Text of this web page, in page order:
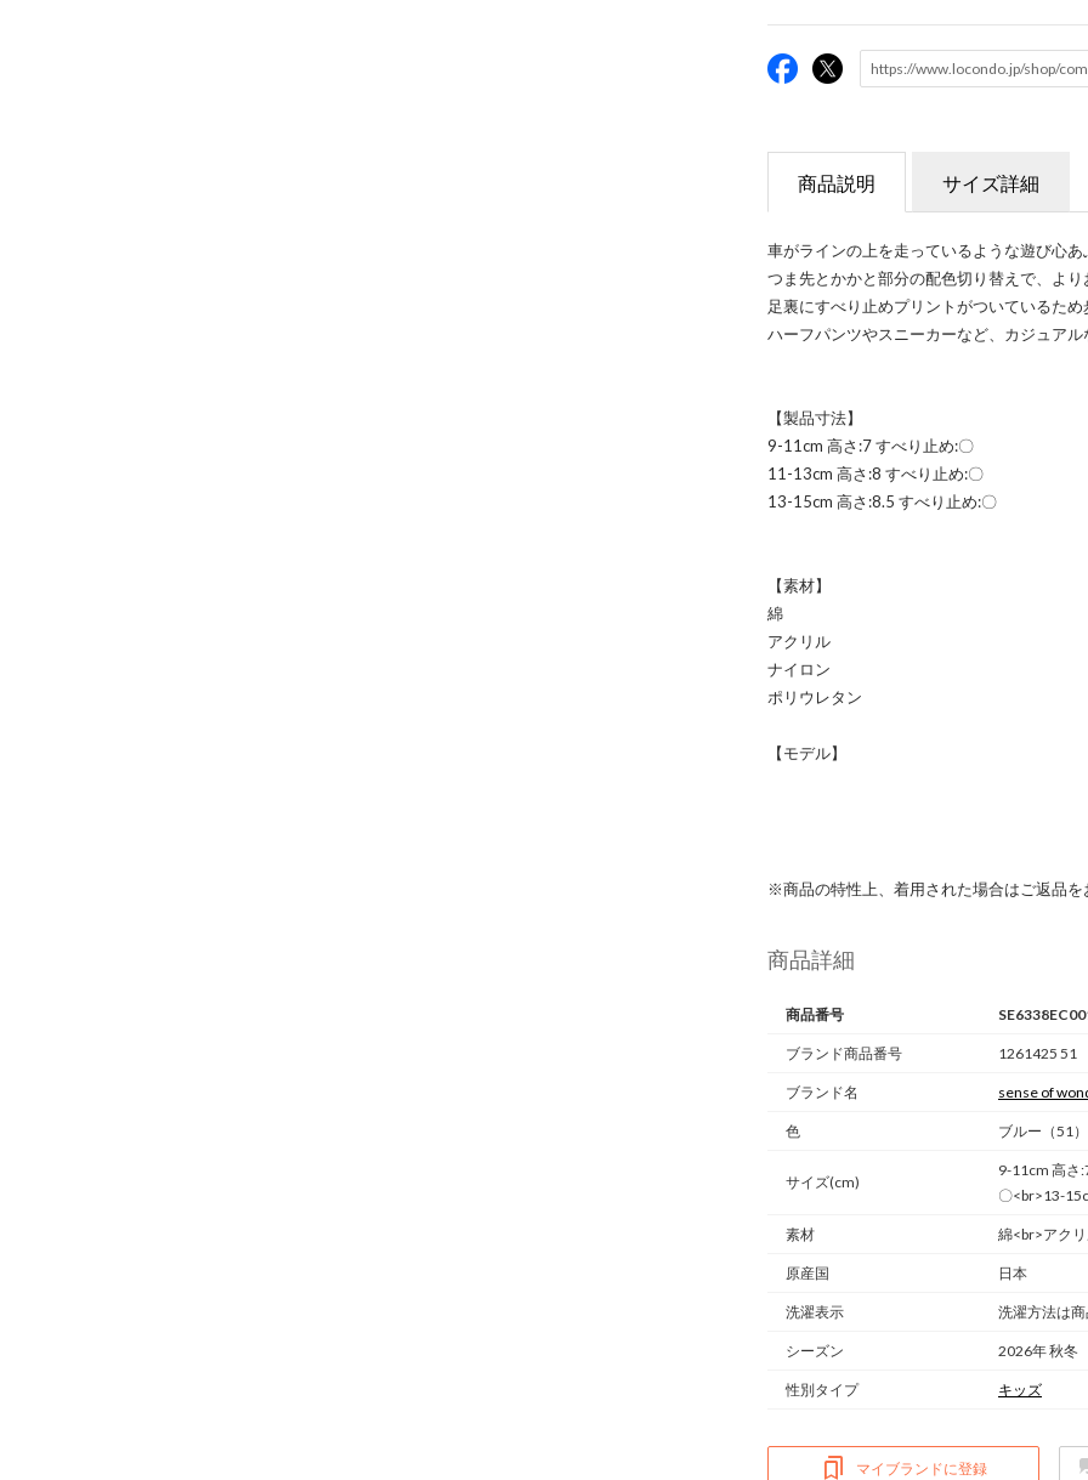
商品説明 サイズ詳細
車がラインの上を走っているような遊び心あ
つま先とかかと部分の配色切り替えで、より
足裏にすべり止めプリントがついているため
ハーフパンツやスニーカーなど、カジュアル
【製品寸法】
9-11cm 高さ:7 すべり止め:〇
11-13cm 高さ:8 すべり止め:〇
13-15cm 高さ:8.5 すべり止め:〇
【素材】
綿
アクリル
ナイロン
ポリウレタン
【モデル】
※商品の特性上、着用された場合はご返品を
商品詳細
商品番号
ブランド商品番号 1261425 51
ブランド名 sense of
色 ブルー（51）
サイズ(cm)
9-11cm 高さ
〇<br>13-
素材 綿<br>アク
原産国 日本
洗濯表示 洗濯方法は
シーズン 2026年 秋冬
性別タイプ キッズ
マイブランドに登録